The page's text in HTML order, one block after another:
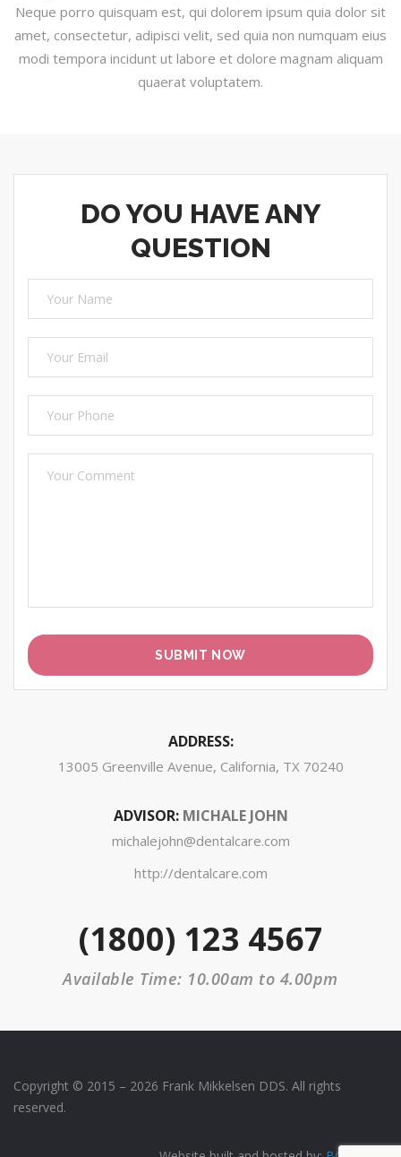
Neque porro quisquam est, qui dolorem ipsum quia dolor sit
amet, consectetur, adipisci velit, sed quia non numquam eius
modi tempora incidunt ut labore et dolore magnam aliquam
quaerat voluptatem.
DO YOU HAVE ANY
QUESTION
ADDRESS:
13005 Greenville Avenue, California, TX 70240
ADVISOR: MICHALE JOHN
michalejohn@dentalcare.com
http://dentalcare.com
(1800) 123 4567
Available Time: 10.00am to 4.00pm
Copyright © 2015 – 2026 Frank Mikkelsen DDS. All rights
reserved.